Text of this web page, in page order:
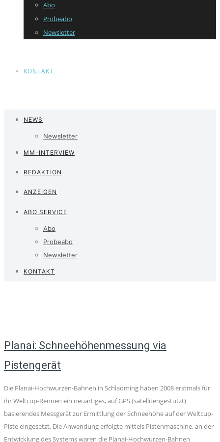
Abo
Probeabo
Newsletter
KONTAKT
NEWS
Newsletter
MM-INTERVIEW
REDAKTION
ANZEIGEN
ABO SERVICE
Abo
Probeabo
Newsletter
KONTAKT
Planai: Schneehöhenmessung via
Pistengerät
Die Planai-Hochwurzen-Bahnen in Schladming haben 2008 erstmals für
ihr Weltcup-Rennen ein neuartiges, auf GPS (satellitengestützt)
basierendes Messgerät zur Ermittlung der Schneehöhe auf der Weltcup-
Piste eingesetzt. Die Anwendung erfolgte mittels Pistenmaschine, an der
Entwicklung des Systems waren die Planai-Hochwurzen-Bahnen